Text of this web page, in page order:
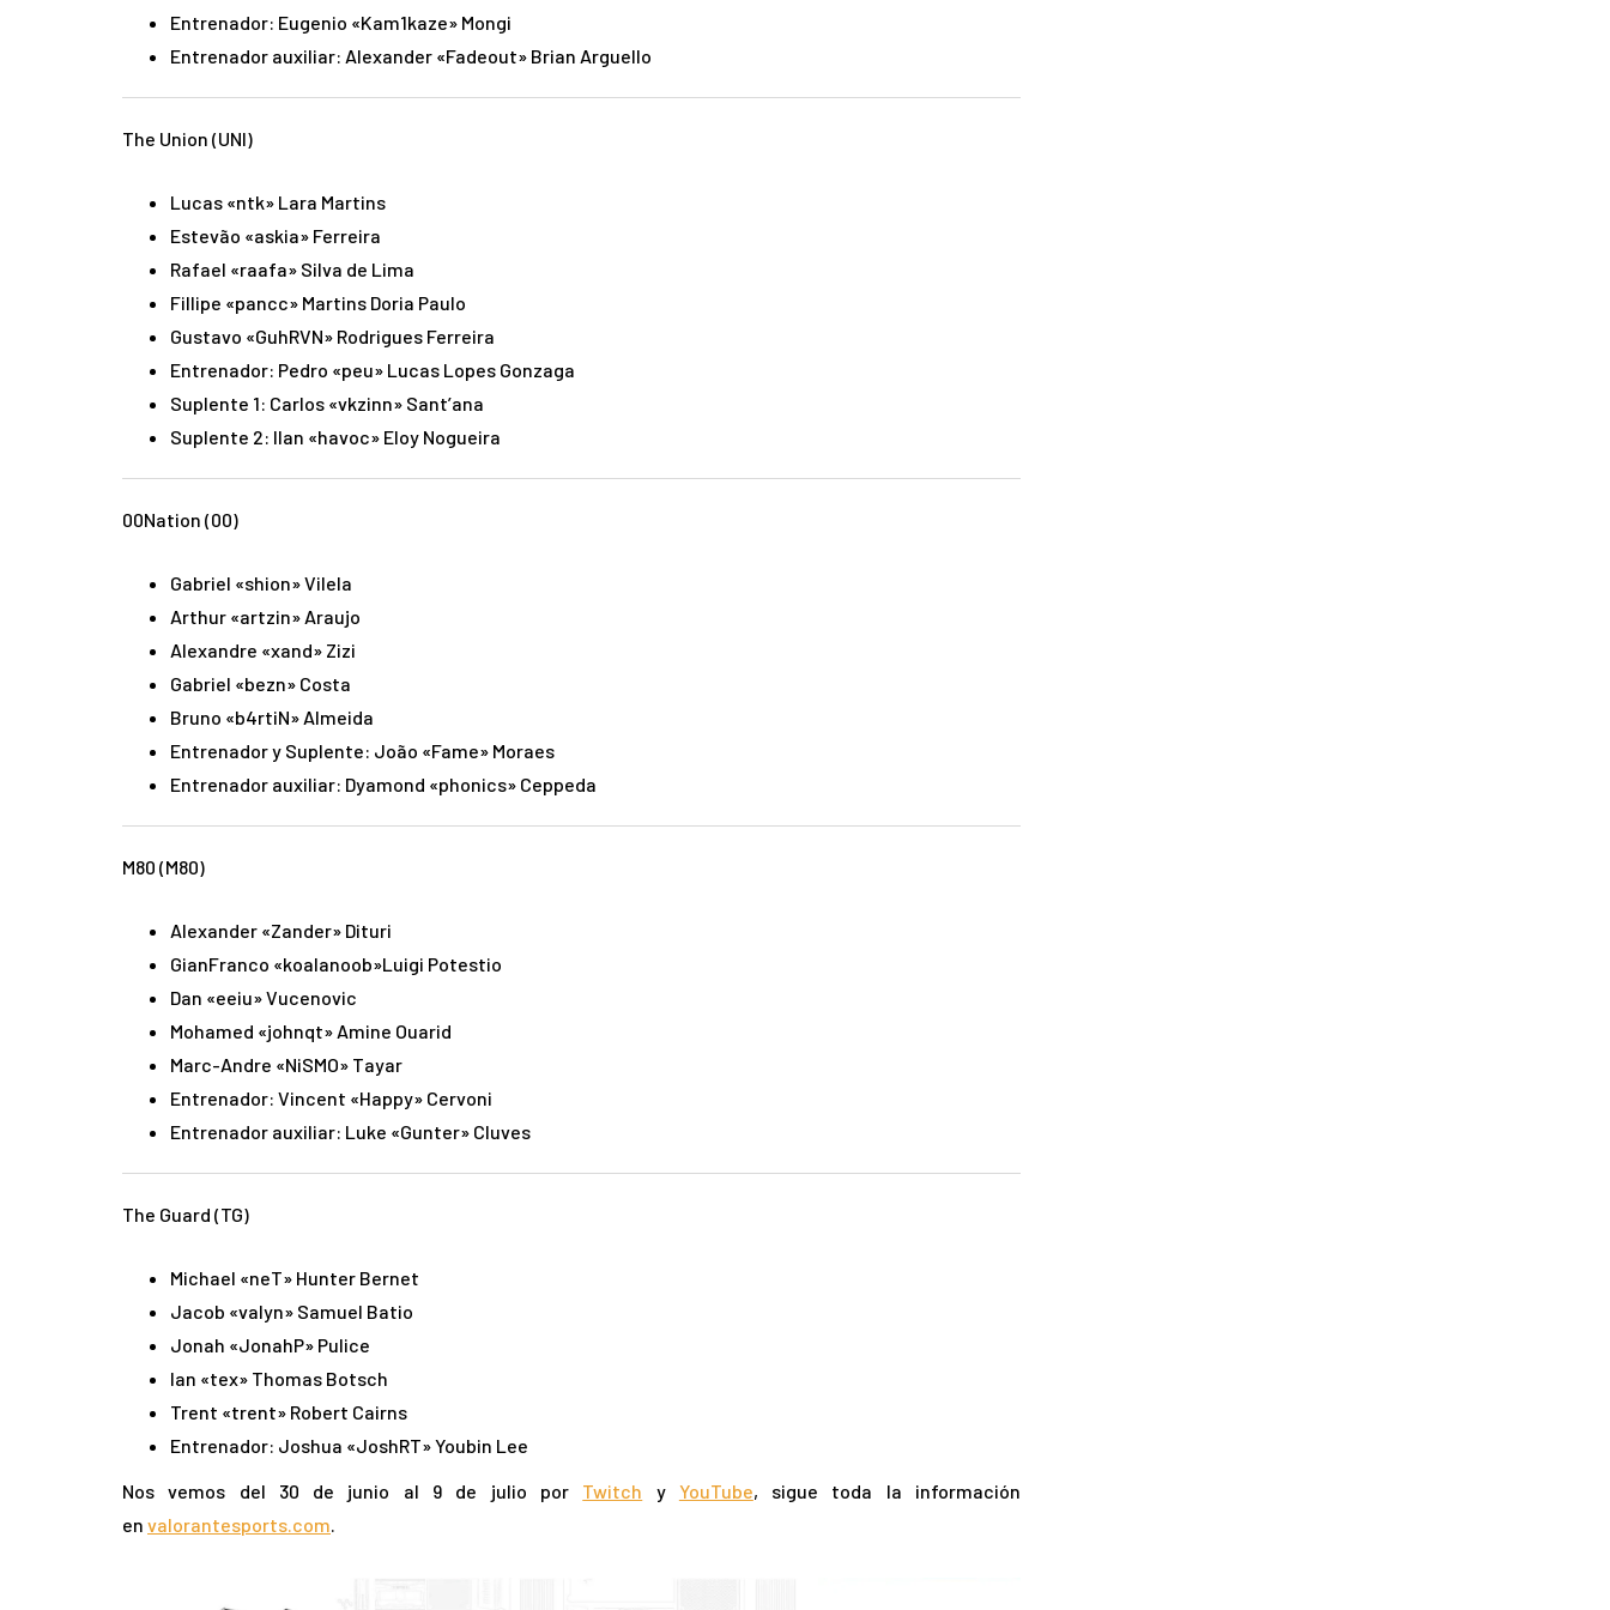
Entrenador: Eugenio «Kam1kaze» Mongi
Entrenador auxiliar: Alexander «Fadeout» Brian Arguello
The Union (UNI)
Lucas «ntk» Lara Martins
Estevão «askia» Ferreira
Rafael «raafa» Silva de Lima
Fillipe «pancc» Martins Doria Paulo
Gustavo «GuhRVN» Rodrigues Ferreira
Entrenador: Pedro «peu» Lucas Lopes Gonzaga
Suplente 1: Carlos «vkzinn» Sant’ana
Suplente 2: Ilan «havoc» Eloy Nogueira
00Nation (00)
Gabriel «shion» Vilela
Arthur «artzin» Araujo
Alexandre «xand» Zizi
Gabriel «bezn» Costa
Bruno «b4rtiN» Almeida
Entrenador y Suplente: João «Fame» Moraes
Entrenador auxiliar: Dyamond «phonics» Ceppeda
M80 (M80)
Alexander «Zander» Dituri
GianFranco «koalanoob»Luigi Potestio
Dan «eeiu» Vucenovic
Mohamed «johnqt» Amine Ouarid
Marc-Andre «NiSMO» Tayar
Entrenador: Vincent «Happy» Cervoni
Entrenador auxiliar: Luke «Gunter» Cluves
The Guard (TG)
Michael «neT» Hunter Bernet
Jacob «valyn» Samuel Batio
Jonah «JonahP» Pulice
Ian «tex» Thomas Botsch
Trent «trent» Robert Cairns
Entrenador: Joshua «JoshRT» Youbin Lee
Nos vemos del 30 de junio al 9 de julio por Twitch y YouTube, sigue toda la información
en valorantesports.com.